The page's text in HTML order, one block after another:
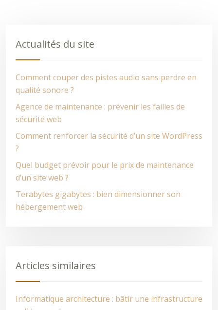
Actualités du site
Comment couper des pistes audio sans perdre en
qualité sonore ?
Agence de maintenance : prévenir les failles de
sécurité web
Comment renforcer la sécurité d’un site WordPress
?
Quel budget prévoir pour le prix de maintenance
d’un site web ?
Terabytes gigabytes : bien dimensionner son
hébergement web
Articles similaires
Informatique architecture : bâtir une infrastructure